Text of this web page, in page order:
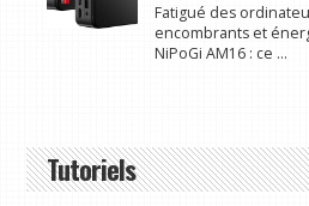
Fatigué des
encombrants et
NiPoGi AM16 : ce ...
Tutoriels